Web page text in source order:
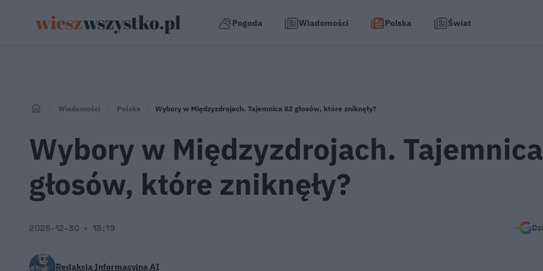
Pogoda Wiadomości Polska Świat
Wiadomości Polska Wybory w Międzyzdrojach. Tajemnica 82 głosów, które zniknęły?
Wybory w Międzyzdrojach.
głosów, które zniknęły?
Redakcja Informacyjna AI
2025-12-30 13:19